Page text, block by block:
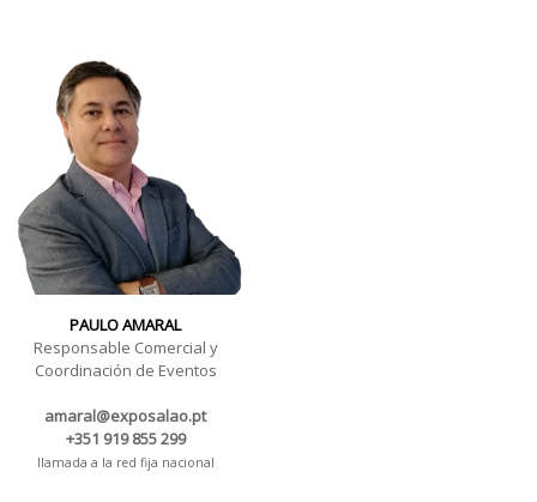
PAULO AMARAL
Responsable Comercial y
Coordinación de Eventos
amaral@exposalao.pt
+351 919 855 299
llamada a la red fija nacional